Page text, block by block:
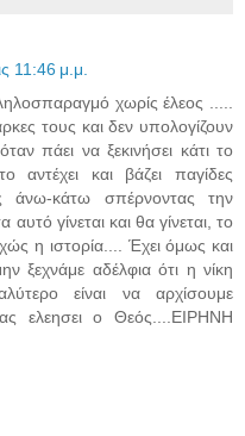
11:46 μ.μ.
χωρίς έλεος .....
τους και δεν υπολογίζουν
πάει να ξεκινήσει κάτι το
αντέχει και βάζει παγίδες
άνω-κάτω σπέρνοντας την
γίνεται και θα γίνεται, το
η ιστορία.... Έχει όμως και
ξεχνάμε αδέλφια ότι η νίκη
είναι να αρχίσουμε
ελεησει ο Θεός....ΕΙΡΗΝΗ